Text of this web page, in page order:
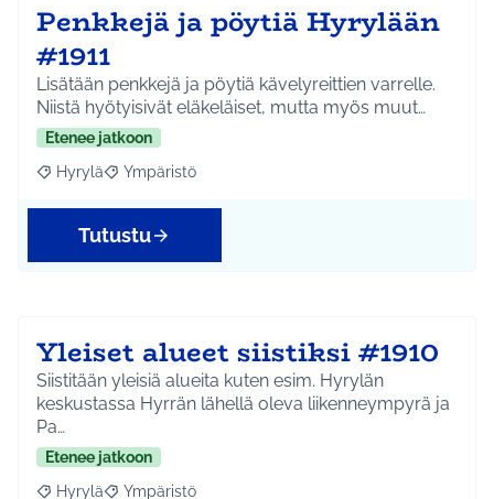
Penkkejä ja pöytiä Hyrylään
#1911
Lisätään penkkejä ja pöytiä kävelyreittien varrelle.
Niistä hyötyisivät eläkeläiset, mutta myös muut…
Etenee jatkoon
Rajaa tulokset aihepiirin mukaan: Hyrylä
Hyrylä Rajaa tulokset teeman mukaan: Ympäristö
Ympäristö
Tutustu
Yleiset alueet siistiksi #1910
Siistitään yleisiä alueita kuten esim. Hyrylän
keskustassa Hyrrän lähellä oleva liikenneympyrä ja
Pa…
Etenee jatkoon
Hyrylä Ympäristö